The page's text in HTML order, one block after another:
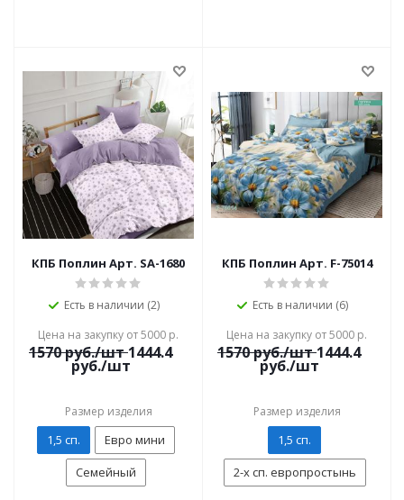
КПБ Поплин Арт. SA-1680
Есть в наличии (2)
Цена на закупку от 5000 р.
1570руб./шт 1444.4
руб./шт
Размер изделия
1,5 сп.
Евро мини
Семейный
КПБ Поплин Арт. F-75014
Есть в наличии (6)
Цена на закупку от 5000 р.
1570руб./шт 1444.4
руб./шт
Размер изделия
1,5 сп.
2-х сп. европростынь